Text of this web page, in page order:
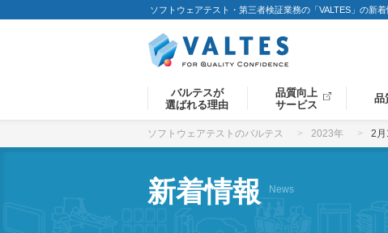
ソフトウェアテスト・第三者検証業務の「VALTES」の新着
バルテスが
選ばれる理由
品質向上
サービス
品
ソフトウェアテストのバルテス 2023年 2月
新着情報 News